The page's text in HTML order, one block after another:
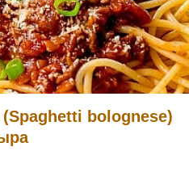
bolognese)